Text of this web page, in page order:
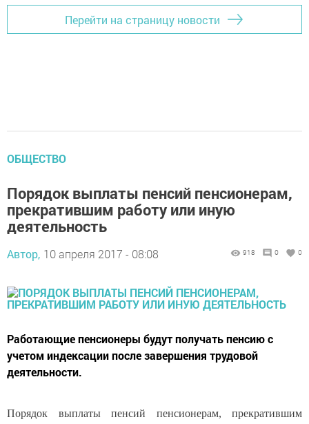
Перейти на страницу новости
ОБЩЕСТВО
Порядок выплаты пенсий пенсионерам,
прекратившим работу или иную
деятельность
Автор, 10 апреля 2017 - 08:08 918 0 0
Работающие пенсионеры будут получать пенсию с
учетом индексации после завершения трудовой
деятельности.
Порядок выплаты пенсий пенсионерам, прекратившим